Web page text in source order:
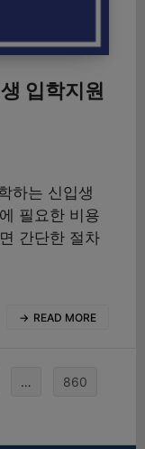
입학지원
하는 신입생
필요한 비용
간단한 절차
READ MORE
…
페
860